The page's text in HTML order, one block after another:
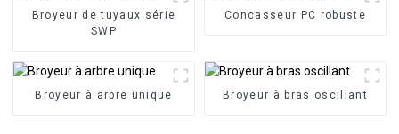
Broyeur de tuyaux série
SWP
Concasseur PC robuste
Broyeur à arbre unique Broyeur à bras oscillant